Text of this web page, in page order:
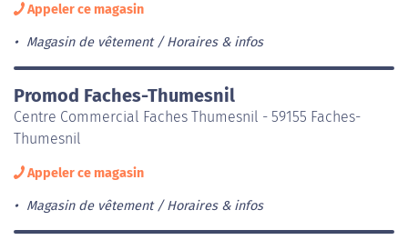
Appeler ce magasin
Magasin de vêtement Horaires & infos
Promod Faches-Thumesnil
Centre Commercial Faches Thumesnil - 59155 Faches-
Thumesnil
Appeler ce magasin
Magasin de vêtement Horaires & infos